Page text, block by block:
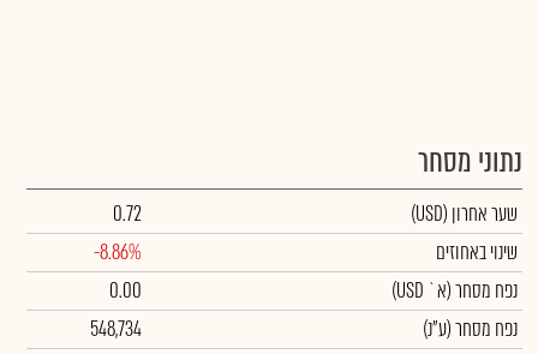
נתוני מסחר
שער אחרון (USD)
0.72
שינוי באחוזים
-8.86%
נפח מסחר(א` USD)
0.00
נפח מסחר(ע"נ)
548,734